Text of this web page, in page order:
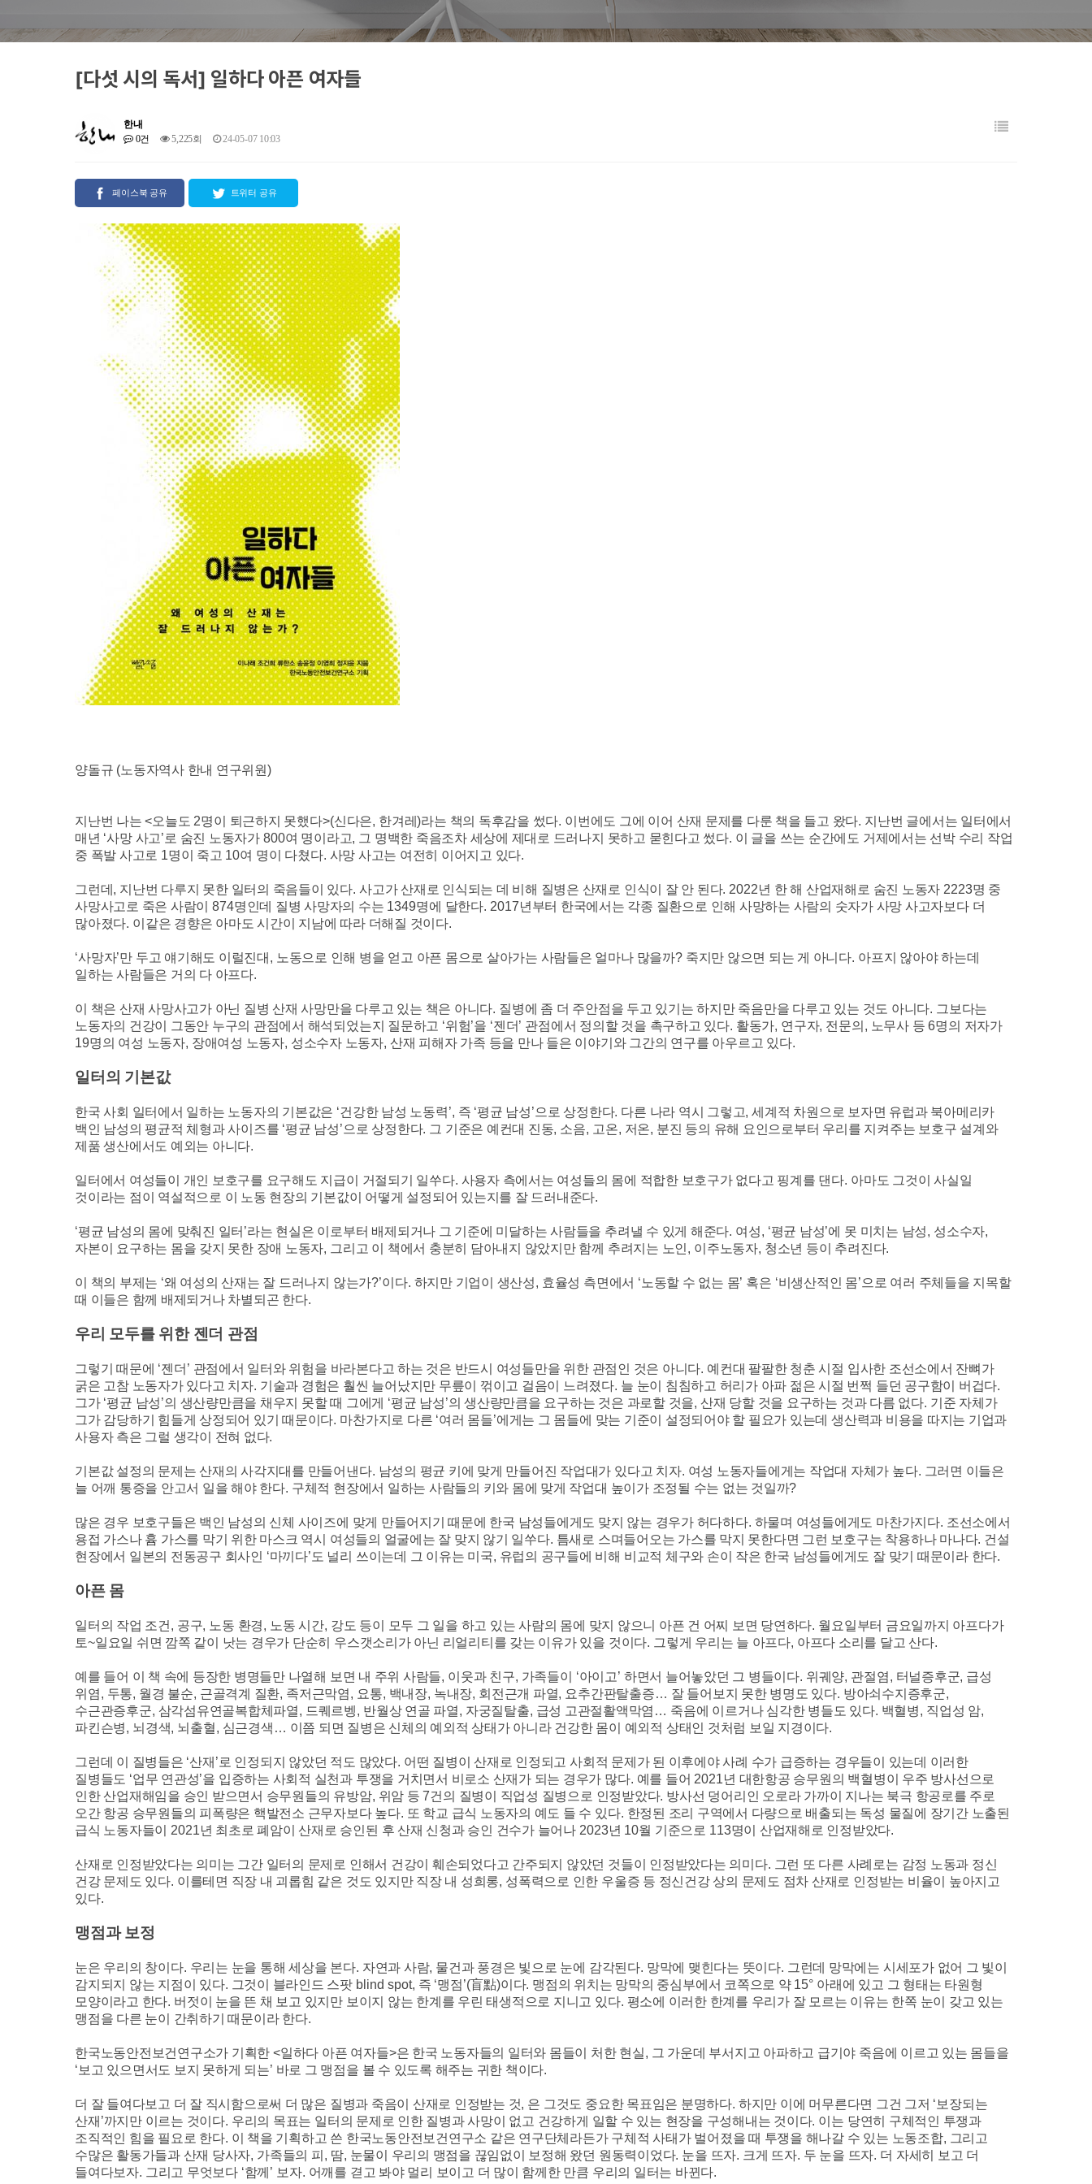
[다섯 시의 독서] 일하다 아픈 여자들
한내
0건
5,225회 24-05-07 10:03
페이스북 공유 트위터 공유
양돌규 (노동자역사 한내 연구위원)
지난번 나는<오늘도 2명이 퇴근하지 못했다>(신다은, 한겨레)라는 책의 독후감을 썼다. 이번에도 그에 이어 산재 문제를 다룬 책을 들고 왔다. 지난번 글에서는 일터에서
매년 ‘사망 사고’ 로 숨진 노동자가 800여 명이라고, 그 명백한 죽음조차 세상에 제대로 드러나지 못하고 묻힌다고 썼다. 이 글을 쓰는 순간에도 거제에서는 선박 수리 작업
중 폭발 사고로 1명이 죽고 10여 명이 다쳤다. 사망 사고는 여전히 이어지고 있다.
그런데 , 지난번 다루지 못한 일터의 죽음들이 있다.사고가 산재로 인식되는 데 비해 질병은 산재로 인식이 잘 안 된다. 2022년 한 해 산업재해로 숨진 노동자 2223명 중
사망사고로 죽은 사람이 874명인데 질병 사망자의 수는 1349명에 달한다. 2017년부터 한국에서는 각종 질환으로 인해 사망하는 사람의 숫자가 사망 사고자보다 더
많아졌다. 이같은 경향은 아마도 시간이 지남에 따라 더해질 것이다.
‘사망자’만 두고 얘기해도 이럴진대 , 노동으로 인해 병을 얻고 아픈 몸으로 살아가는 사람들은 얼마나 많을까? 죽지만 않으면 되는 게 아니다. 아프지 않아야 하는데
일하는 사람들은 거의 다 아프다.
이 책은 산재 사망사고가 아닌 질병 산재 사망만을 다루고 있는 책은 아니다. 질병에 좀 더 주안점을 두고 있기는 하지만 죽음만을 다루고 있는 것도 아니다. 그보다는
노동자의 건강이 그동안 누구의 관점에서 해석되었는지 질문하고 ‘위험’을 ‘젠더’ 관점에서 정의할 것을 촉구하고 있다. 활동가, 연구자, 전문의 , 노무사 등6명의 저자가
19명의 여성 노동자, 장애여성 노동자, 성소수자 노동자, 산재 피해자 가족 등을 만나 들은 이야기와 그간의 연구를 아우르고 있다.
일터의 기본값
한국 사회 일터에서 일하는 노동자의 기본값은 ‘건강한 남성 노동력’, 즉 ‘평균 남성’으로 상정한다. 다른 나라 역시 그렇고,세계적 차원으로 보자면 유럽과 북아메리카
백인 남성의 평균적 체형과 사이즈를 ‘평균 남성’으로 상정한다. 그 기준은 예컨대 진동, 소음, 고온, 저온, 분진 등의 유해 요인으로부터 우리를 지켜주는 보호구 설계와
제품 생산에서도 예외는 아니다.
일터에서 여성들이 개인 보호구를 요구해도 지급이 거절되기 일쑤다. 사용자 측에서는 여성들의 몸에 적합한 보호구가 없다고 핑계를 댄다. 아마도 그것이 사실일
것이라는 점이 역설적으로 이 노동 현장의 기본값이 어떻게 설정되어 있는지를 잘 드러내준다.
‘평균 남성의 몸에 맞춰진 일터 ’라는 현실은 이로부터 배제되거나 그 기준에 미달하는 사람들을 추려낼 수 있게 해준다. 여성, ‘평균 남성’에 못 미치는 남성, 성소수자,
자본이 요구하는 몸을 갖지 못한 장애 노동자, 그리고 이 책에서 충분히 담아내지 않았지만 함께 추려지는 노인 , 이주노동자, 청소년 등이 추려진다.
이 책의 부제는 ‘왜 여성의 산재는 잘 드러나지 않는가?’이다. 하지만 기업이 생산성, 효율성 측면에서 ‘ 노동할 수 없는 몸’ 혹은 ‘비생산적인 몸’으로 여러 주체들을 지목할
때 이들은 함께 배제되거나 차별되곤 한다.
우리 모두를 위한 젠더 관점
그렇기 때문에 ‘젠더 ’ 관점에서 일터와 위험을 바라본다고 하는 것은 반드시 여성들만을 위한 관점인 것은 아니다. 예컨대 팔팔한 청춘 시절 입사한 조선소에서 잔뼈가
굵은 고참 노동자가 있다고 치자. 기술과 경험은 훨씬 늘어났지만 무릎이 꺾이고 걸음이 느려졌다. 늘 눈이 침침하고 허리가 아파 젊은 시절 번쩍 들던 공구함이 버겁다.
그가 ‘평균 남성’의 생산량만큼을 채우지 못할 때 그에게 ‘평균 남성’의 생산량만큼을 요구하는 것은 과로할 것을, 산재 당할 것을 요구하는 것과 다름 없다. 기준 자체가
그가 감당하기 힘들게 상정되어 있기 때문이다. 마찬가지로 다른 ‘여러 몸들’에게는 그 몸들에 맞는 기준이 설정되어야 할 필요가 있는데 생산력과 비용을 따지는 기업과
사용자 측은 그럴 생각이 전혀 없다.
기본값 설정의 문제는 산재의 사각지대를 만들어낸다. 남성의 평균 키에 맞게 만들어진 작업대가 있다고 치자. 여성 노동자들에게는 작업대 자체가 높다. 그러면 이들은
늘 어깨 통증을 안고서 일을 해야 한다. 구체적 현장에서 일하는 사람들의 키와 몸에 맞게 작업대 높이가 조정될 수는 없는 것일까?
많은 경우 보호구들은 백인 남성의 신체 사이즈에 맞게 만들어지기 때문에 한국 남성들에게도 맞지 않는 경우가 허다하다. 하물며 여성들에게도 마찬가지다. 조선소에서
용접 가스나 흄 가스를 막기 위한 마스크 역시 여성들의 얼굴에는 잘 맞지 않기 일쑤다. 틈새로 스며들어오는 가스를 막지 못한다면 그런 보호구는 착용하나 마나다. 건설
현장에서 일본의 전동공구 회사인 ‘마끼다’ 도 널리 쓰이는데 그 이유는 미국, 유럽의 공구들에 비해 비교적 체구와 손이 작은 한국 남성들에게도 잘 맞기 때문이라 한다.
아픈 몸
일터의 작업 조건 , 공구, 노동 환경, 노동 시간, 강도 등이 모두 그 일을 하고 있는 사람의 몸에 맞지 않으니 아픈 건 어찌 보면 당연하다. 월요일부터 금요일까지 아프다가
토~일요일 쉬면 깜쪽 같이 낫는 경우가 단순히 우스갯소리가 아닌 리얼리티를 갖는 이유가 있을 것이다. 그렇게 우리는 늘 아프다, 아프다 소리를 달고 산다.
예를 들어 이 책 속에 등장한 병명들만 나열해 보면 내 주위 사람들, 이웃과 친구, 가족들이 ‘아이고’ 하면서 늘어놓았던 그 병들이다. 위궤양, 관절염, 터널증후군, 급성
위염, 두통, 월경 불순, 근골격계 질환, 족저근막염, 요통, 백내장, 녹내장, 회전근개 파열, 요추간판탈출증… 잘 들어보지 못한 병명도 있다. 방아쇠수지증후군,
수근관증후군, 삼각섬유연골복합체파열, 드퀘르벵, 반월상 연골 파열, 자궁질탈출, 급성 고관절활액막염 … 죽음에 이르거나 심각한 병들도 있다. 백혈병, 직업성 암,
파킨슨병, 뇌경색, 뇌출혈, 심근경색 … 이쯤 되면 질병은 신체의 예외적 상태가 아니라 건강한 몸이 예외적 상태인 것처럼 보일 지경이다.
그런데 이 질병들은 ‘산재 ’ 로 인정되지 않았던 적도 많았다. 어떤 질병이 산재로 인정되고 사회적 문제가 된 이후에야 사례 수가 급증하는 경우들이 있는데 이러한
질병들도 ‘업무 연관성’을 입증하는 사회적 실천과 투쟁을 거치면서 비로소 산재가 되는 경우가 많다. 예를 들어 2021년 대한항공 승무원의 백혈병이 우주 방사선으로
인한 산업재해임을 승인 받으면서 승무원들의 유방암, 위암 등7건의 질병이 직업성 질병으로 인정받았다. 방사선 덩어리인 오로라 가까이 지나는 북극 항공로를 주로
오간 항공 승무원들의 피폭량은 핵발전소 근무자보다 높다. 또 학교 급식 노동자의 예도 들 수 있다. 한정된 조리 구역에서 다량으로 배출되는 독성 물질에 장기간 노출된
급식 노동자들이 2021년 최초로 폐암이 산재로 승인된 후 산재 신청과 승인 건수가 늘어나 2023년 10월 기준으로 113명이 산업재해로 인정받았다.
산재로 인정받았다는 의미는 그간 일터의 문제로 인해서 건강이 훼손되었다고 간주되지 않았던 것들이 인정받았다는 의미다. 그런 또 다른 사례로는 감정 노동과 정신
건강 문제도 있다. 이를테면 직장 내 괴롭힘 같은 것도 있지만 직장 내 성희롱, 성폭력으로 인한 우울증 등 정신건강 상의 문제도 점차 산재로 인정받는 비율이 높아지고
있다.
맹점과 보정
눈은 우리의 창이다. 우리는 눈을 통해 세상을 본다. 자연과 사람, 물건과 풍경은 빛으로 눈에 감각된다. 망막에 맺힌다는 뜻이다. 그런데 망막에는 시세포가 없어 그 빛이
감지되지 않는 지점이 있다. 그것이 블라인드 스팟 blind spot, 즉 ‘맹점’(盲點)이다. 맹점의 위치는 망막의 중심부에서 코쪽으로 약 15° 아래에 있고 그 형태는 타원형
모양이라고 한다. 버젓이 눈을 뜬 채 보고 있지만 보이지 않는 한계를 우린 태생적으로 지니고 있다. 평소에 이러한 한계를 우리가 잘 모르는 이유는 한쪽 눈이 갖고 있는
맹점을 다른 눈이 간취하기 때문이라 한다.
한국노동안전보건연구소가 기획한 <일하다 아픈 여자들>은 한국 노동자들의 일터와 몸들이 처한 현실, 그 가운데 부서지고 아파하고 급기야 죽음에 이르고 있는 몸들을
‘ 보고 있으면서도 보지 못하게 되는’ 바로 그 맹점을 볼 수 있도록 해주는 귀한 책이다.
더 잘 들여다보고 더 잘 직시함으로써 더 많은 질병과 죽음이 산재로 인정받는 것, 은 그것도 중요한 목표임은 분명하다. 하지만 이에 머무른다면 그건 그저 ‘ 보장되는
산재 ’까지만 이르는 것이다. 우리의 목표는 일터의 문제로 인한 질병과 사망이 없고 건강하게 일할 수 있는 현장을 구성해내는 것이다. 이는 당연히 구체적인 투쟁과
조직적인 힘을 필요로 한다. 이 책을 기획하고 쓴 한국노동안전보건연구소 같은 연구단체라든가 구체적 사태가 벌어졌을 때 투쟁을 해나갈 수 있는 노동조합, 그리고
수많은 활동가들과 산재 당사자, 가족들의 피 , 땀, 눈물이 우리의 맹점을 끊임없이 보정해 왔던 원동력이었다. 눈을 뜨자. 크게 뜨자. 두 눈을 뜨자. 더 자세히 보고 더
들여다보자. 그리고 무엇보다 ‘함께 ’ 보자. 어깨를 겯고 봐야 멀리 보이고 더 많이 함께한 만큼 우리의 일터는 바뀐다.